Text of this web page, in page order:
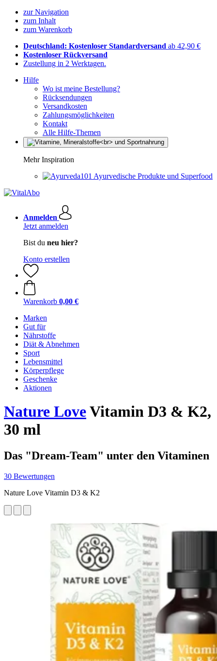
zur Navigation
zum Inhalt
zum Warenkorb
Deutschland: Kostenloser Standardversand ab 42,90 €
Kostenloser Rückversand
Zustellung in 2 Werktagen.
Hilfe
Wo ist meine Bestellung?
Rücksendungen
Versandkosten
Zahlungsmöglichkeiten
Kontakt
Alle Hilfe-Themen
Mehr Inspiration
Ayurvedische Produkte und Superfood
Anmelden
Jetzt anmelden
Bist du neu hier?
Konto erstellen
Warenkorb 0,00 €
Marken
Gut für
Nährstoffe
Diät & Abnehmen
Sport
Lebensmittel
Körperpflege
Geschenke
Aktionen
Nature LoveVitamin D3 & K2,
30 ml
Das "Dream-Team" unter den Vitaminen
30 Bewertungen
Nature Love Vitamin D3 & K2